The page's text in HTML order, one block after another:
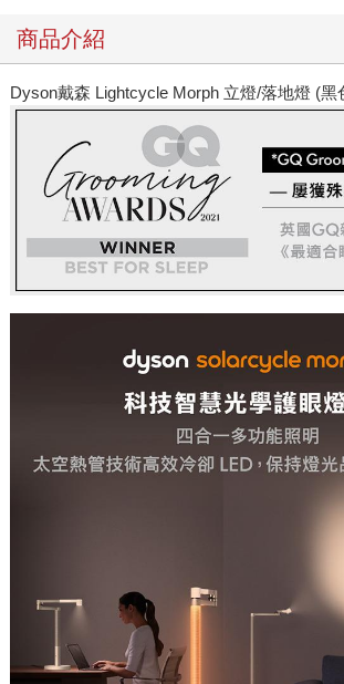
商品介紹
Dyson戴森 Lightcycle Morph 立燈/落地燈 (黑